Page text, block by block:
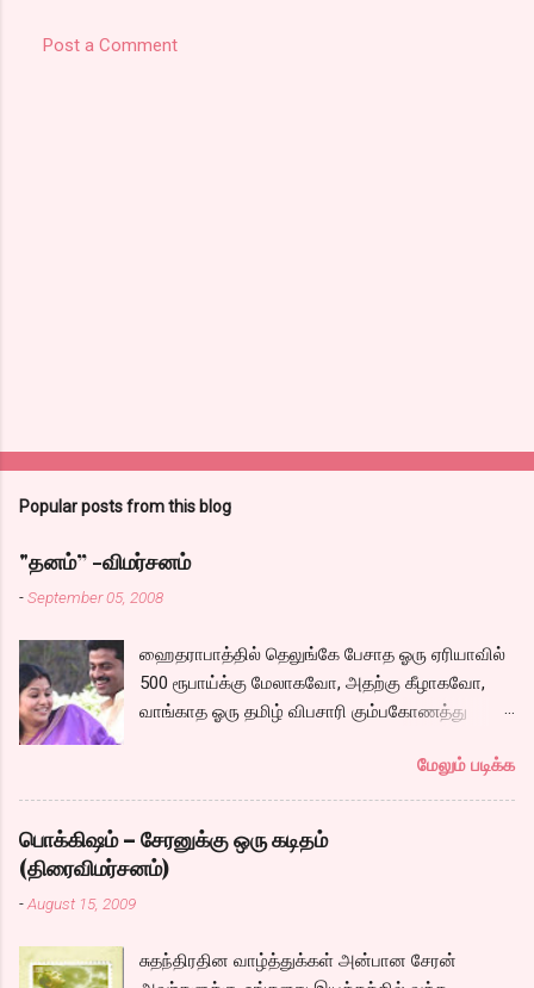
Post a Comment
Popular posts from this blog
"தனம்” -விமர்சனம்
-September 05, 2008
ஹைதராபாத்தில் தெலுங்கே பேசாத ஓரு ஏரியாவில்
500 ரூபாய்க்கு மேலாகவோ, அதற்கு கீழாகவோ,
வாங்காத ஓரு தமிழ் விபசாரி கும்பகோணத்து
வாழ்கைபடுகிறாள். அவளுடய வாழ்கை எப்படி
அமைந்தது? என்ற ஓரு நல்ல லைனை , சங்கீதா
தன்னுடய இடுப்பை சுழற்றி, சுழற்றி நடப்பதை போல்
சும்மா, சுத்தி, சுத்தி குழப்பி, நம்பமுடியாத
திரைக்கதையால் சொதப்பி,சங்கீதாவை ஏதோ
க்ளைமாக்ஸில் செய்வதும் கொஞ்சம் அல்ல
மேலும் படிக்க
பொக்கிஷம் – சேரனுக்கு ஒரு கடிதம்
(திரைவிமர்சனம்)
-August 15, 2009
சுதந்திரதின வாழ்த்துக்கள் அன்பான சேரன்